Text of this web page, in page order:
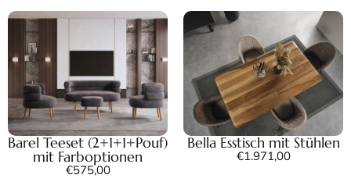
Barel Teeset (2+1+1+Pouf)
mit Farboptionen
€575,00
Bella Esstisch mit Stühlen
€1.971,00